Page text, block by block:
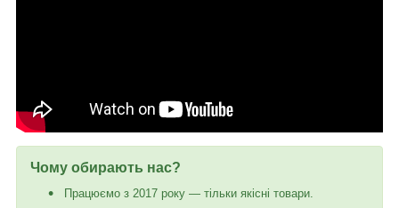
Чому обирають нас?
Працюємо з 2017 року — тільки якісні товари.